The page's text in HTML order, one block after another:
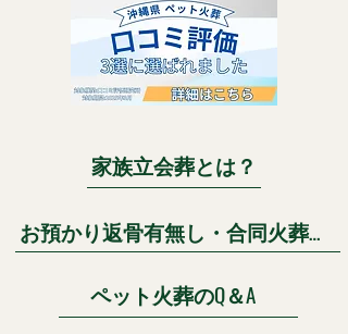
家族立会葬とは？
お預かり返骨有無し・合同火葬プランとは？
ペット火葬のQ＆A